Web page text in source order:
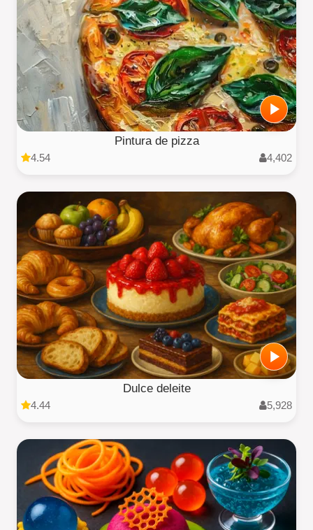
Pintura de pizza
4.54 4,402
Dulce deleite
4.44 5,928